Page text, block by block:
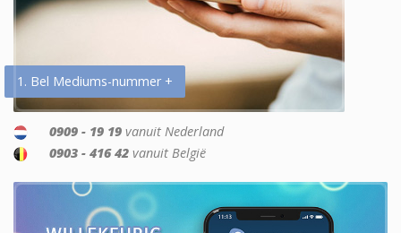
1. Bel Mediums-nummer +
0909 - 19 19 vanuit Nederland
0903 - 416 42 vanuit België